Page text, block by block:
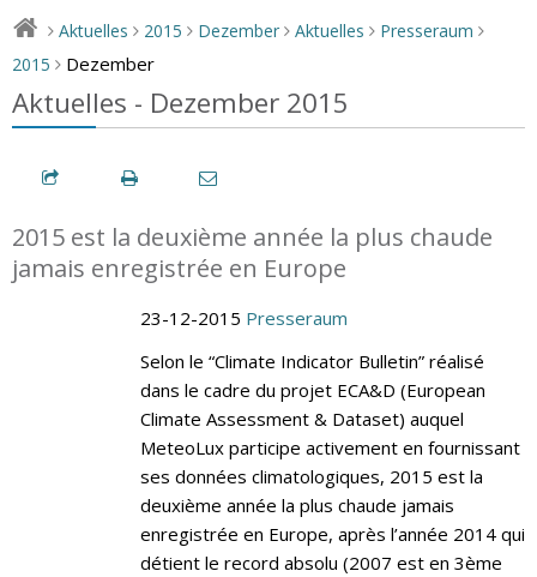
> Aktuelles > 2015 > Dezember > Aktuelles > Presseraum >
2015 > Dezember
Aktuelles - Dezember 2015
2015 est la deuxième année la plus chaude
jamais enregistrée en Europe
23-12-2015 Presseraum
Selon le “Climate Indicator Bulletin” réalisé
dans le cadre du projet ECA&D (European
Climate Assessment & Dataset) auquel
MeteoLux participe activement en fournissant
ses données climatologiques, 2015 est la
deuxième année la plus chaude jamais
enregistrée en Europe, après l’année 2014 qui
détient le record absolu (2007 est en 3ème